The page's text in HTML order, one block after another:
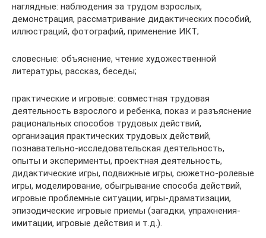
наглядные: наблюдения за трудом взрослых,
демонстрация, рассматривание дидактических пособий,
иллюстраций, фотографий, применение ИКТ;
словесные: объяснение, чтение художественной
литературы, рассказ, беседы;
практические и игровые: совместная трудовая
деятельность взрослого и ребенка, показ и разъяснение
рациональных способов трудовых действий,
организация практических трудовых действий,
познавательно-исследовательская деятельность,
опыты и эксперименты, проектная деятельность,
дидактические игры, подвижные игры, сюжетно-ролевые
игры, моделирование, обыгрывание способа действий,
игровые проблемные ситуации, игры-драматизации,
эпизодические игровые приемы (загадки, упражнения-
имитации, игровые действия и т.д.).